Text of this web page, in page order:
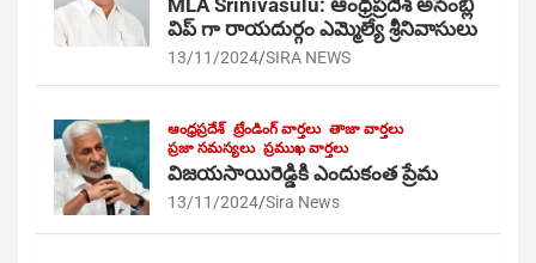
విప్ గా రాయదుర్గం ఎమ్మెల్యే శ్రీనివాసులు
13/11/2024 SIRA NEWS
ఆంధ్రప్రదేశ్ ట్రేండింగ్ వార్తలు తాజా వార్తలు
ప్రజా సమస్యలు ప్రముఖ వార్తలు
విజయసాయిరెడ్డికి ఎందుకంత ప్రేమ
13/11/2024 Sira News